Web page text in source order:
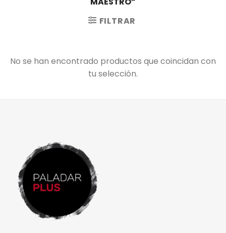
FILTRAR
No se han encontrado productos que coincidan con
tu selección.